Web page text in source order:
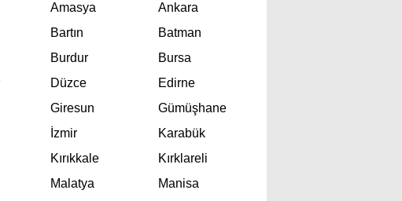
Amasya
Ankara
Bartın
Batman
Burdur
Bursa
Düzce
Edirne
Giresun
Gümüşhane
İzmir
Karabük
Kırıkkale
Kırklareli
Malatya
Manisa